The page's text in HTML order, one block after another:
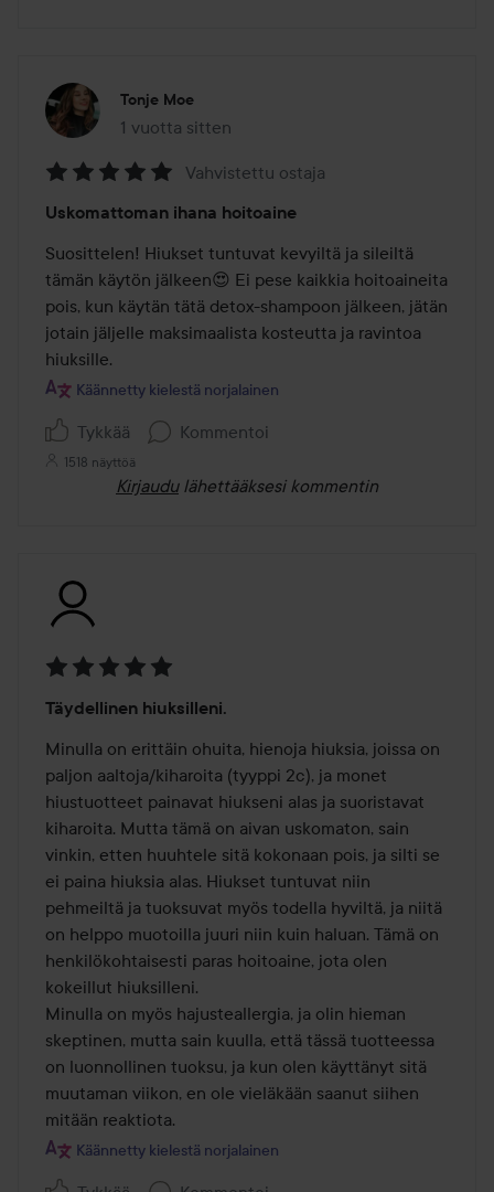
Tonje Moe
1 vuotta sitten
Viesti luotiin 1 vuotta sitten
5
/
5
Vahvistettu ostaja
Uskomattoman ihana hoitoaine
Suosittelen! Hiukset tuntuvat kevyiltä ja sileiltä
tämän käytön jälkeen😍 Ei pese kaikkia hoitoaineita
pois, kun käytän tätä detox-shampoon jälkeen, jätän
jotain jäljelle maksimaalista kosteutta ja ravintoa
hiuksille.
Käännetty kielestä norjalainen
Tykkää Kommentoi
1518 näyttöä
Kirjaudu lähettääksesi kommentin
5
/
5
Täydellinen hiuksilleni.
Minulla on erittäin ohuita, hienoja hiuksia, joissa on
paljon aaltoja/kiharoita (tyyppi 2c), ja monet
hiustuotteet painavat hiukseni alas ja suoristavat
kiharoita. Mutta tämä on aivan uskomaton, sain
vinkin, etten huuhtele sitä kokonaan pois, ja silti se
ei paina hiuksia alas. Hiukset tuntuvat niin
pehmeiltä ja tuoksuvat myös todella hyviltä, ja niitä
on helppo muotoilla juuri niin kuin haluan. Tämä on
henkilökohtaisesti paras hoitoaine, jota olen
kokeillut hiuksilleni.
Minulla on myös hajusteallergia, ja olin hieman
skeptinen, mutta sain kuulla, että tässä tuotteessa
on luonnollinen tuoksu, ja kun olen käyttänyt sitä
muutaman viikon, en ole vieläkään saanut siihen
mitään reaktiota.
Käännetty kielestä norjalainen